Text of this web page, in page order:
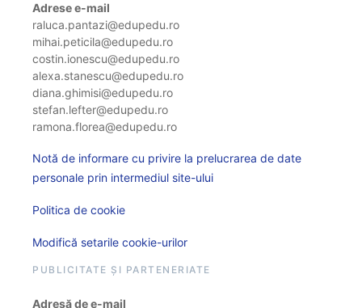
Adrese e-mail
raluca.pantazi@edupedu.ro
mihai.peticila@edupedu.ro
costin.ionescu@edupedu.ro
alexa.stanescu@edupedu.ro
diana.ghimisi@edupedu.ro
stefan.lefter@edupedu.ro
ramona.florea@edupedu.ro
Notă de informare cu privire la prelucrarea de date
personale prin intermediul site-ului
Politica de cookie
Modifică setarile cookie-urilor
PUBLICITATE ȘI PARTENERIATE
Adresă de e-mail